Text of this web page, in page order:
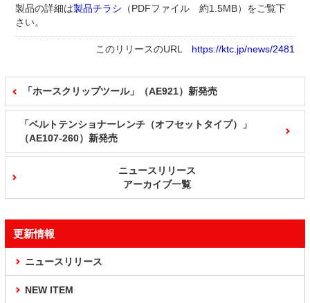
製品の詳細は製品チラシ （PDFファイル 約1.5MB） をご覧下
さい。
このリリースのURL https://ktc.jp/news/2481
「ホースクリップツール」（AE921）新発売
ニュースリリース
アーカイブ一覧
「ベルトテンショナーレンチ（オフセットタイプ）」
（AE107-260）新発売
更新情報
ニュースリリース
NEW ITEM